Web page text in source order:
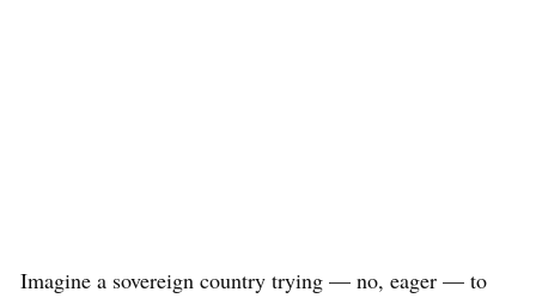
Imagine a sovereign country trying — no, eager — to